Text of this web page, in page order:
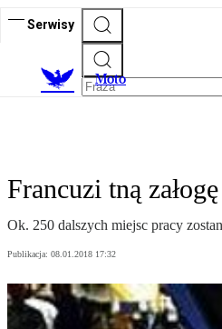
Serwisy
Moto
Francuzi tną
Ok. 250 dalszych miejsc pracy
Publikacja: 08.01.2018 17:32